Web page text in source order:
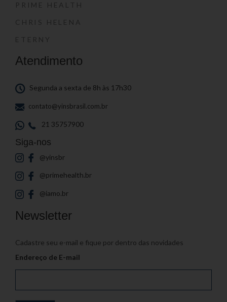
PRIME HEALTH
CHRIS HELENA
ETERNY
Atendimento
Segunda a sexta de 8h às 17h30
contato@yinsbrasil.com.br
21 35757900
Siga-nos
@yinsbr
@primehealth.br
@iamo.br
Newsletter
Cadastre seu e-mail e fique por dentro das novidades
Endereço de E-mail